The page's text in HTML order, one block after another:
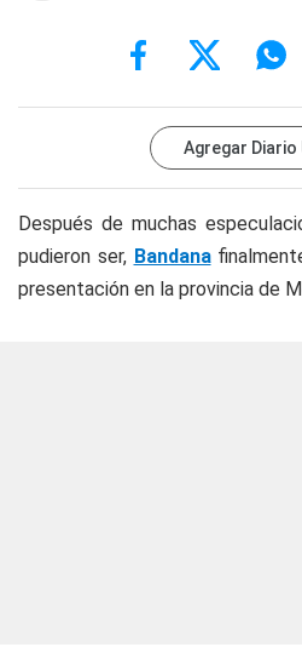
Agregar Diario
Después de muchas
pudieron ser, Bandana
presentación en la provincia de